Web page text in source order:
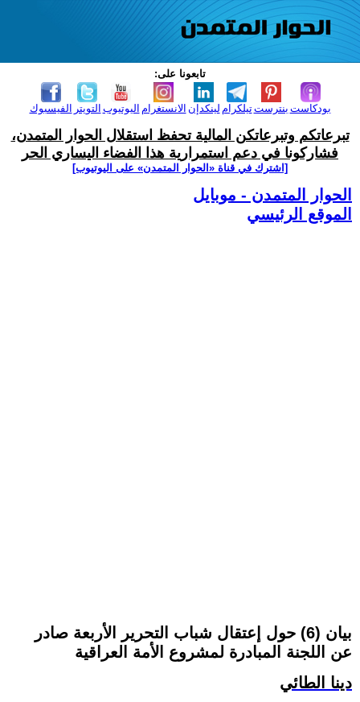
تابعونا على:
الفيسبوك التويتر اليوتيوب الانستغرام لينكدإن تيلكرامبنترست بودكاست
تبرعاتكم وتبرعاتكن المالية تحفظ استقلال الحوار المتمدن،
فشاركونا في دعم استمرارية هذا الفضاء اليساري الحر
[اشترك في قناة ‫«الحوار المتمدن» على اليوتيوب]
الحوار المتمدن - موبايل
الموقع الرئيسي
بيان (6) حول إعتقال شباب التحرير الأربعة صادر
عن اللجنة المبادرة لمشروع الأمة العراقية
دينا الطائي